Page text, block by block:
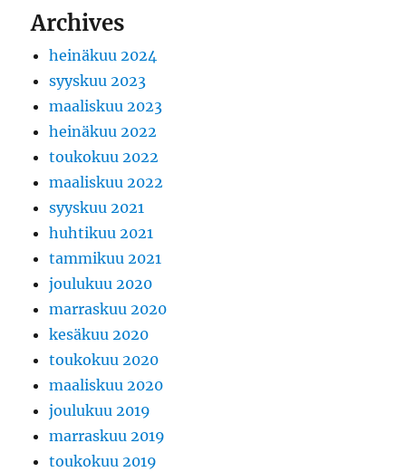
Archives
heinäkuu 2024
syyskuu 2023
maaliskuu 2023
heinäkuu 2022
toukokuu 2022
maaliskuu 2022
syyskuu 2021
huhtikuu 2021
tammikuu 2021
joulukuu 2020
marraskuu 2020
kesäkuu 2020
toukokuu 2020
maaliskuu 2020
joulukuu 2019
marraskuu 2019
toukokuu 2019